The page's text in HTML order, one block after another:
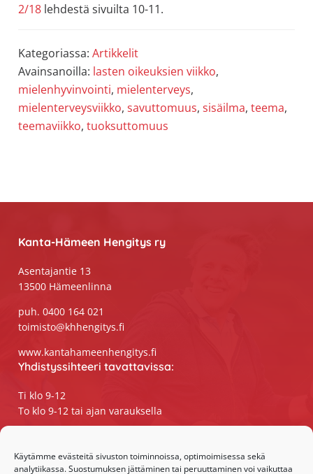
Käytämme evästeitä sivuston toiminnoissa, optimoimisessa sekä
analytiikassa. Suostumuksen jättäminen tai peruuttaminen voi vaikuttaa
2/18lehdestä sivuilta 10-11.
Kategoriassa: Artikkelit
Avainsanoilla: lasten oikeuksien viikko,
mielenhyvinvointi, mielenterveys,
mielenterveysviikko, savuttomuus, sisäilma, teema,
teemaviikko, tuoksuttomuus
Kanta-Hämeen Hengitys ry
Asentajantie 13
13500 Hämeenlinna
puh. 0400 164 021
toimisto@khhengitys.fi
www.kantahameenhengitys.fi
Yhdistyssihteeri tavattavissa:
Ti klo 9-12
To klo 9-12 tai ajan varauksella